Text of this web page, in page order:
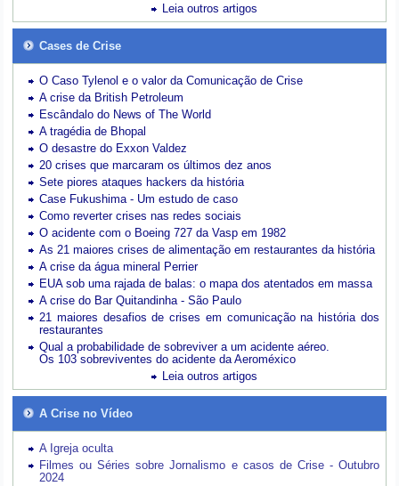
Leia outros artigos
Cases de Crise
O Caso Tylenol e o valor da Comunicação de Crise
A crise da British Petroleum
Escândalo do News of The World
A tragédia de Bhopal
O desastre do Exxon Valdez
20 crises que marcaram os últimos dez anos
Sete piores ataques hackers da história
Case Fukushima - Um estudo de caso
Como reverter crises nas redes sociais
O acidente com o Boeing 727 da Vasp em 1982
As 21 maiores crises de alimentação em restaurantes da história
A crise da água mineral Perrier
EUA sob uma rajada de balas: o mapa dos atentados em massa
A crise do Bar Quitandinha - São Paulo
21 maiores desafios de crises em comunicação na história dos
restaurantes
Qual a probabilidade de sobreviver a um acidente aéreo.
Os 103 sobreviventes do acidente da Aeroméxico
Leia outros artigos
A Crise no Vídeo
A Igreja oculta
Filmes ou Séries sobre Jornalismo e casos de Crise - Outubro
2024